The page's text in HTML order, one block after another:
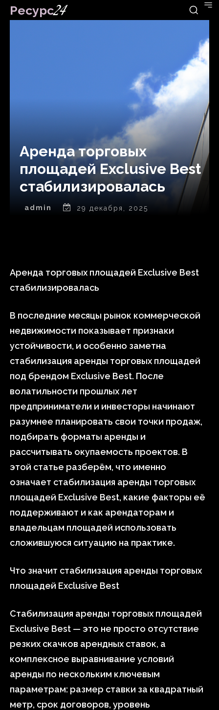
Ресурс24
Аренда торговых
площадей Exclusive Best
стабилизировалась
admin 29 декабря, 2025
Аренда торговых площадей Exclusive Best
стабилизировалась
В последние месяцы рынок коммерческой
недвижимости показывает признаки
устойчивости, и особенно заметна
стабилизация аренды торговых площадей
под брендом Exclusive Best. После
волатильности прошлых лет
предприниматели и инвесторы начинают
разумнее планировать свои точки продаж,
подбирать форматы аренды и
рассчитывать окупаемость проектов. В
этой статье разберём, что именно
означает стабилизация аренды торговых
площадей Exclusive Best, какие факторы её
поддерживают и как арендаторам и
владельцам площадей использовать
сложившуюся ситуацию на практике.
Что значит стабилизация аренды торговых
площадей Exclusive Best
Стабилизация аренды торговых площадей
Exclusive Best — это не просто отсутствие
резких скачков арендных ставок, а
комплексное выравнивание условий
аренды по нескольким ключевым
параметрам: размер ставки за квадратный
метр, срок договоров, уровень